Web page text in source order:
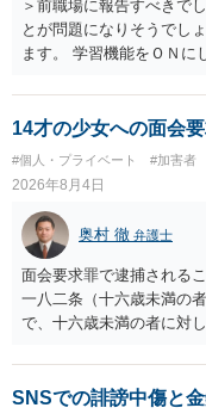
＞前職場に報告すべきで
とが問題になりそうでし
ます。 学習機能をＯＮに
する可能性がありますが
般論として抽象化されて
せんので、その情報自体
誉棄損として、個人や会
当たるとも思われません
に入力したかも第三者に
をせずに書き込んだこと
も）、相談者さんが刑事
私見ながらご参考まで。
14才の少女への面会
#個人・プライベート #加害者
2026年8月4日
奥村 徹 弁護士
面会要求罪で逮捕される
一八二条（十六歳未満の
で、十六歳未満の者に対
が生まれた日より五年以
下の拘禁刑又は五十万円
SNSでの誹謗中傷と